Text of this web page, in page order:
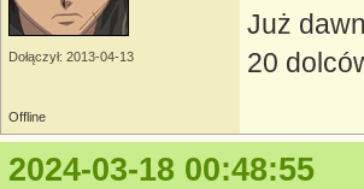
Dołączył: 2013-04-13
Już
20
Offline
2024-03-18 00:48:55